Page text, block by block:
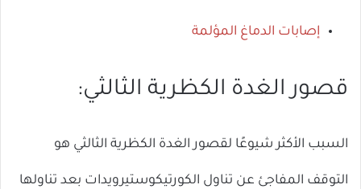
إصابات الدماغ المؤلمة
قصور الغدة الكظرية الثالثي:
السبب الأكثر شيوعًا لقصور الغدة الكظرية الثالثي هو
التوقف المفاجئ عن تناول الكورتيكوستيرويدات بعد تناولها